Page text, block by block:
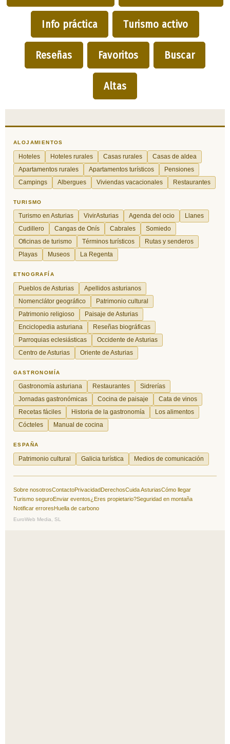
Info práctica Turismo activo
Reseñas Favoritos Buscar
Altas